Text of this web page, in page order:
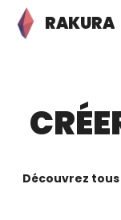
RAKURA
Découvrez